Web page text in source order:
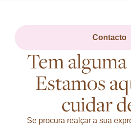
Contacto
Tem
Estamos
cuidar
Se procura realçar a sua